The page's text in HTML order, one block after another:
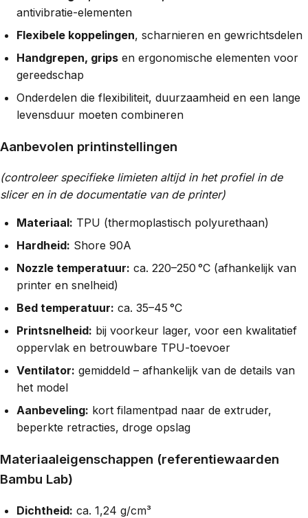
antivibratie-elementen
Flexibele koppelingen, scharnieren en gewrichtsdelen
Handgrepen, grips en ergonomische elementen voor
gereedschap
Onderdelen die flexibiliteit, duurzaamheid en een lange
levensduur moeten combineren
Aanbevolen printinstellingen
(controleer specifieke limieten altijd in het profiel in de
slicer en in de documentatie van de printer)
Materiaal: TPU (thermoplastisch polyurethaan)
Hardheid: Shore 90A
Nozzle temperatuur: ca. 220–250 °C (afhankelijk van
printer en snelheid)
Bed temperatuur: ca. 35–45 °C
Printsnelheid: bij voorkeur lager, voor een kwalitatief
oppervlak en betrouwbare TPU-toevoer
Ventilator: gemiddeld – afhankelijk van de details van
het model
Aanbeveling: kort filamentpad naar de extruder,
beperkte retracties, droge opslag
Materiaaleigenschappen (referentiewaarden
Bambu Lab)
Dichtheid: ca. 1,24 g/cm³